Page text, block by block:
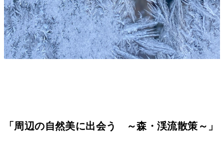
「周辺の自然美に出会う ～森・渓流散策～」